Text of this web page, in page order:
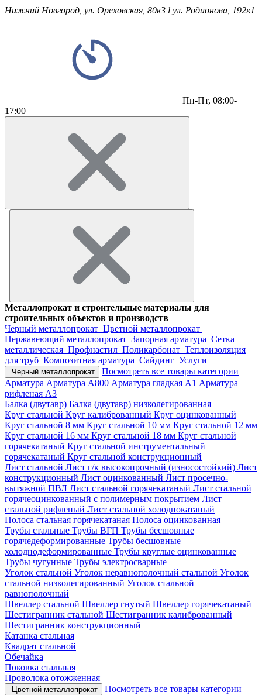
Нижний Новгород, ул. Ореховская, 80к3 l ул. Родионова, 192к1
Пн-Пт, 08:00-
17:00
Металлопрокат и строительные материалы для
строительных объектов и производств
Черный металлопрокат Цветной металлопрокат
Нержавеющий металлопрокат Запорная арматура Сетка
металлическая Профнастил Поликарбонат Теплоизоляция
для труб Композитная арматура Сайдинг Услуги
Черный металлопрокат
Посмотреть все товары категории
Арматура Арматура А800 Арматура гладкая А1 Арматура
рифленая А3
Балка (двутавр) Балка (двутавр) низколегированная
Круг стальной Круг калиброванный Круг оцинкованный
Круг стальной 8 мм Круг стальной 10 мм Круг стальной 12 мм
Круг стальной 16 мм Круг стальной 18 мм Круг стальной
горячекатаный Круг стальной инструментальный
горячекатаный Круг стальной конструкционный
Лист стальной Лист г/к высокопрочный (износостойкий) Лист
конструкционный Лист оцинкованный Лист просечно-
вытяжной ПВЛ Лист стальной горячекатаный Лист стальной
горячеоцинкованный с полимерным покрытием Лист
стальной рифленый Лист стальной холоднокатаный
Полоса стальная горячекатаная Полоса оцинкованная
Трубы стальные Трубы ВГП Трубы бесшовные
горячедеформированные Трубы бесшовные
холоднодеформированные Трубы круглые оцинкованные
Трубы чугунные Трубы электросварные
Уголок стальной Уголок неравнополочный стальной Уголок
стальной низколегированный Уголок стальной
равнополочный
Швеллер стальной Швеллер гнутый Швеллер горячекатаный
Шестигранник стальной Шестигранник калиброванный
Шестигранник конструкционный
Катанка стальная
Квадрат стальной
Обечайка
Поковка стальная
Проволока отожженная
Цветной металлопрокат
Посмотреть все товары категории